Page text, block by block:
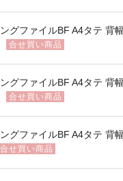
グファイルBF A4タテ 背
合せ買い商品
グファイルBF A4タテ 背
合せ買い商品
グファイルBF A4タテ 背
合せ買い商品